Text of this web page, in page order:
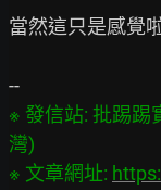
當然這只是感覺
※ 發信站: 批踢踢
灣)
※ 文章網址: